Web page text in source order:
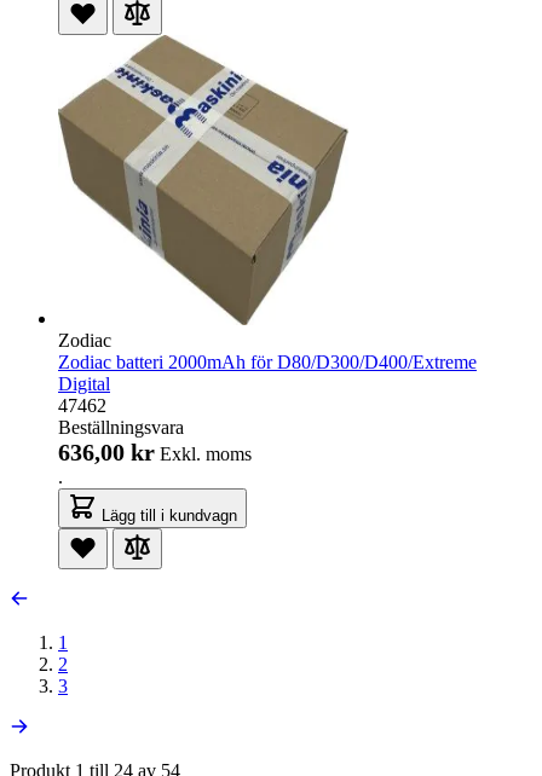
Zodiac
Zodiac batteri 2000mAh för D80/D300/D400/Extreme
Digital
47462
Beställningsvara
636,00 kr Exkl. moms
.
Lägg till i kundvagn
1
2
3
Produkt 1 till 24 av 54